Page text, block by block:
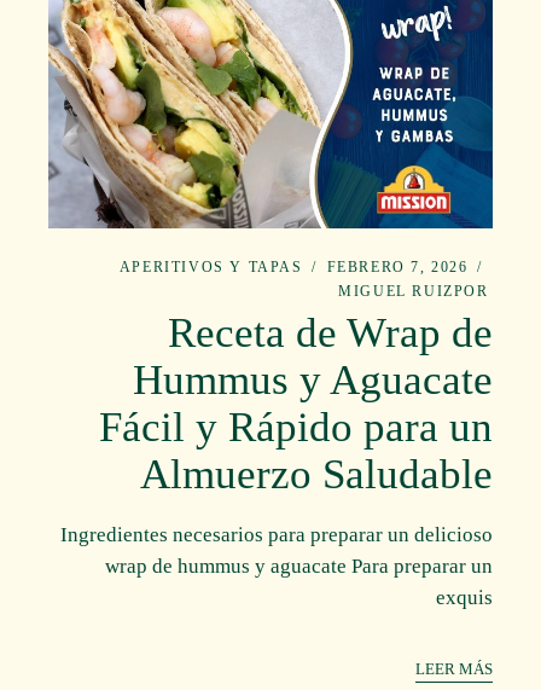
FEBRERO 7, 2026
APERITIVOS Y TAPAS
POR
MIGUEL RUIZ
Receta de Wrap de
Hummus y Aguacate
Fácil y Rápido para un
Almuerzo Saludable
Ingredientes necesarios para preparar un delicioso
wrap de hummus y aguacate Para preparar un
exquis
LEER MÁS